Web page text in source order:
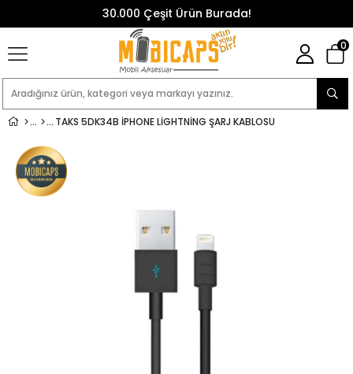
30.000 Çeşit Ürün Burada!
0
TAKS 5DK34B İPHONE LIGHTNING ŞARJ KABLOSU